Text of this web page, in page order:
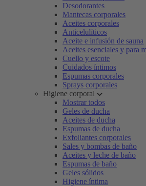
Desodorantes
Mantecas corporales
Aceites corporales
Anticelulíticos
Aceite e infusión de sauna
Aceites esenciales y para
Cuello y escote
Cuidados íntimos
Espumas corporales
Sprays corporales
Higiene corporal
Mostrar todos
Geles de ducha
Aceites de ducha
Espumas de ducha
Exfoliantes corporales
Sales y bombas de baño
Aceites y leche de baño
Espumas de baño
Geles sólidos
Higiene íntima